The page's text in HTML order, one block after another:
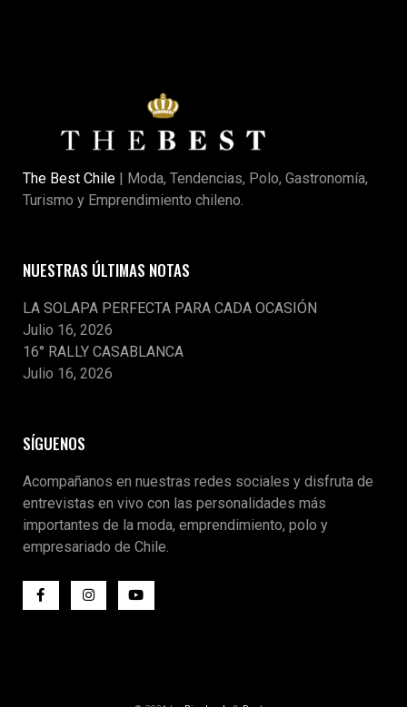
The Best Chile | Moda, Tendencias, Polo, Gastronomía,
Turismo y Emprendimiento chileno.
NUESTRAS ÚLTIMAS NOTAS
LA SOLAPA PERFECTA PARA CADA OCASIÓN
Julio 16, 2026
16° RALLY CASABLANCA
Julio 16, 2026
SÍGUENOS
Acompañanos en nuestras redes sociales y disfruta de
entrevistas en vivo con las personalidades más
importantes de la moda, emprendimiento, polo y
empresariado de Chile.